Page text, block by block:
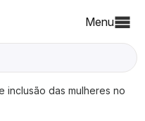
Menu
inclusão das mulheres no